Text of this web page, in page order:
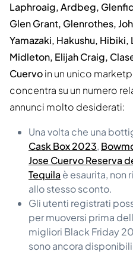
Laphroaig, Ardbeg,
Glen Grant, Glenrothes,
Yamazaki, Hakushu,
Midleton, Elijah Craig,
Cuervoin un unico
concentra su un numero
annunci molto desiderati:
Una volta che una
Cask Box 2023,
Jose Cuervo Reserva
Tequila è esaurita,
allo stesso sconto.
Gli utenti registrati
per muoversi prima
migliori Black Friday
sono ancora